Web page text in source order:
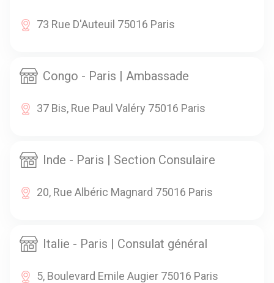
73 Rue D'Auteuil 75016 Paris
Congo - Paris | Ambassade
37 Bis, Rue Paul Valéry 75016 Paris
Inde - Paris | Section Consulaire
20, Rue Albéric Magnard 75016 Paris
Italie - Paris | Consulat général
5, Boulevard Emile Augier 75016 Paris